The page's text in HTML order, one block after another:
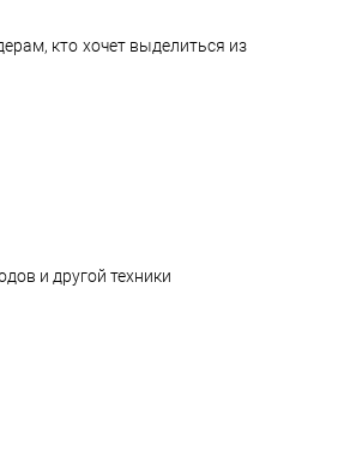
кто хочет выделиться из
и другой техники